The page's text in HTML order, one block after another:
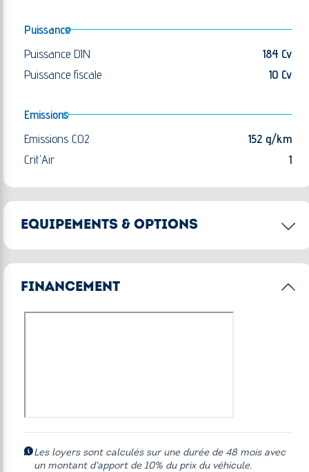
Puissance
Puissance DIN
184 Cv
Puissance fiscale
10 Cv
Emissions
Emissions CO2
152 g/km
Crit'Air
1
EQUIPEMENTS & OPTIONS
Alarme antivol
BMW Live Cockpit Navigation Pro avec affichage tête
Pack M Sport Pro
FINANCEMENT
Les loyers sont calculés sur une durée de 48 mois avec
un montant d'apport de 10% du prix du véhicule.